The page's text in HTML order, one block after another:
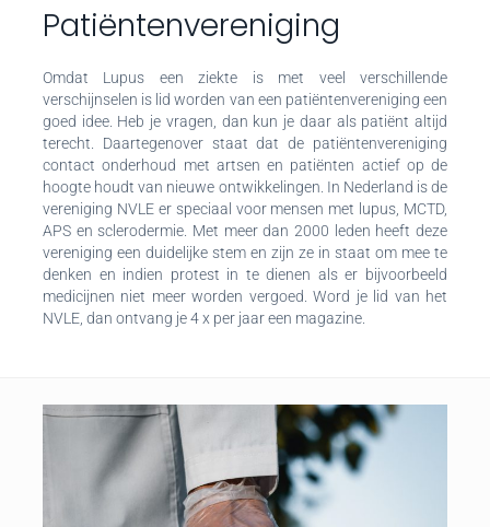
Patiëntenvereniging
Omdat Lupus een ziekte is met veel verschillende
verschijnselen is lid worden van een patiëntenvereniging een
goed idee. Heb je vragen, dan kun je daar als patiënt altijd
terecht. Daartegenover staat dat de patiëntenvereniging
contact onderhoud met artsen en patiënten actief op de
hoogte houdt van nieuwe ontwikkelingen. In Nederland is de
vereniging NVLE er speciaal voor mensen met lupus, MCTD,
APS en sclerodermie. Met meer dan 2000 leden heeft deze
vereniging een duidelijke stem en zijn ze in staat om mee te
denken en indien protest in te dienen als er bijvoorbeeld
medicijnen niet meer worden vergoed. Word je lid van het
NVLE, dan ontvang je 4 x per jaar een magazine.